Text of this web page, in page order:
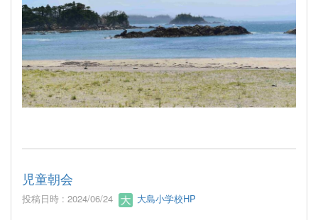
児童朝会
投稿日時 : 2024/06/24 大島小学校HP